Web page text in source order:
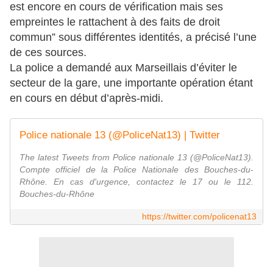
est encore en cours de vérification mais ses
empreintes le rattachent à des faits de droit
commun” sous différentes identités, a précisé l’une
de ces sources.
La police a demandé aux Marseillais d’éviter le
secteur de la gare, une importante opération étant
en cours en début d’après-midi.
Police nationale 13 (@PoliceNat13) | Twitter
The latest Tweets from Police nationale 13 (@PoliceNat13).
Compte officiel de la Police Nationale des Bouches-du-
Rhône. En cas d'urgence, contactez le 17 ou le 112.
Bouches-du-Rhône
https://twitter.com/policenat13